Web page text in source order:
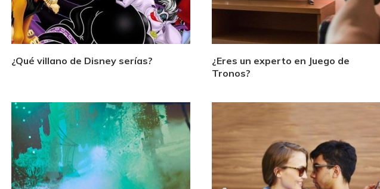
¿Qué villano de Disney serías?
¿Eres un experto en Juego de
Tronos?